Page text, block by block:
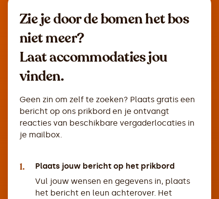
Zie je door de bomen het bos
niet meer?
Laat accommodaties jou
vinden.
Geen zin om zelf te zoeken? Plaats gratis een
bericht op ons prikbord en je ontvangt
reacties van beschikbare vergaderlocaties in
je mailbox.
1.
Plaats jouw bericht op het prikbord
Vul jouw wensen en gegevens in, plaats
het bericht en leun achterover. Het